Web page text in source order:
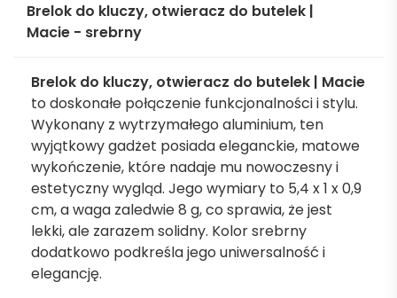
Brelok do kluczy, otwieracz do butelek |
Macie - srebrny
Brelok do kluczy, otwieracz do butelek | Macie
to doskonałe połączenie funkcjonalności i stylu.
Wykonany z wytrzymałego aluminium, ten
wyjątkowy gadżet posiada eleganckie, matowe
wykończenie, które nadaje mu nowoczesny i
estetyczny wygląd. Jego wymiary to 5,4 x 1 x 0,9
cm, a waga zaledwie 8 g, co sprawia, że jest
lekki, ale zarazem solidny. Kolor srebrny
dodatkowo podkreśla jego uniwersalność i
elegancję.